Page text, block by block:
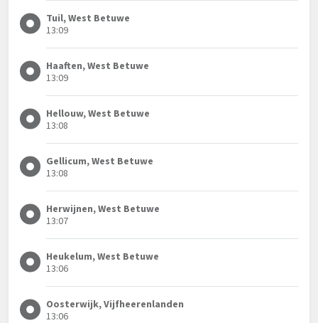
Tuil, West Betuwe
13:09
Haaften, West Betuwe
13:09
Hellouw, West Betuwe
13:08
Gellicum, West Betuwe
13:08
Herwijnen, West Betuwe
13:07
Heukelum, West Betuwe
13:06
Oosterwijk, Vijfheerenlanden
13:06